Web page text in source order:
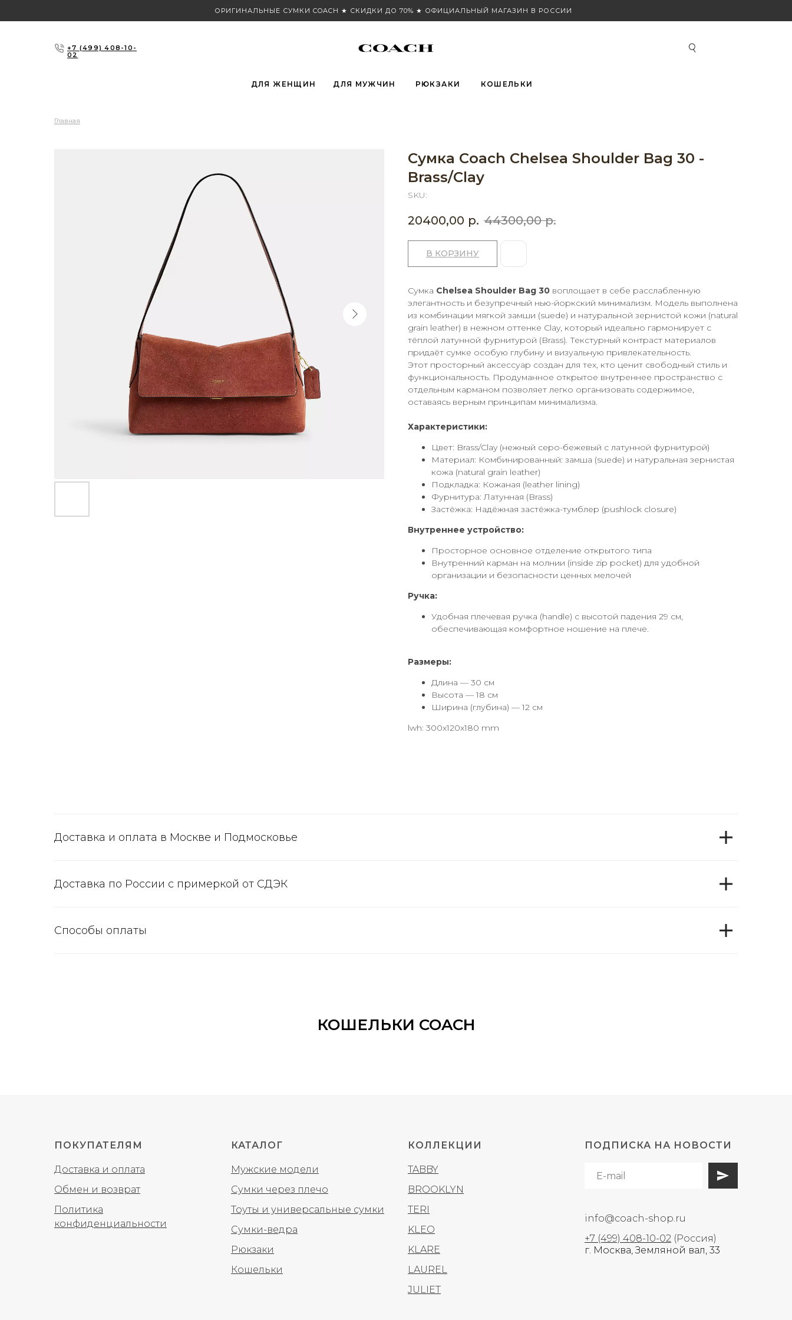
ОРИГИНАЛЬНЫЕ СУМКИ COACH ★ СКИДКИ ДО 70% ★ ОФИЦИАЛЬНЫЙ МАГАЗИН В РОССИИ
+7 (499) 408-10-
02
ДЛЯ ЖЕНЩИН ДЛЯ МУЖЧИН РЮКЗАКИ КОШЕЛЬКИ
Главная
Сумка Coach Chelsea Shoulder Bag 30 -
Brass/Clay
SKU:
20400,00 р. 44300,00 р.
В КОРЗИНУ
Сумка Chelsea Shoulder Bag 30 воплощает в себе расслабленную
элегантность и безупречный нью-йоркский минимализм. Модель выполнена
из комбинации мягкой замши (suede) и натуральной зернистой кожи (natural
grain leather) в нежном оттенке Clay, который идеально гармонирует с
тёплой латунной фурнитурой (Brass). Текстурный контраст материалов
придаёт сумке особую глубину и визуальную привлекательность.
Этот просторный аксессуар создан для тех, кто ценит свободный стиль и
функциональность. Продуманное открытое внутреннее пространство с
отдельным карманом позволяет легко организовать содержимое,
оставаясь верным принципам минимализма.
Характеристики:
Цвет: Brass/Clay (нежный серо-бежевый с латунной фурнитурой)
Материал: Комбинированный: замша (suede) и натуральная зернистая
кожа (natural grain leather)
Подкладка: Кожаная (leather lining)
Фурнитура: Латунная (Brass)
Застёжка: Надёжная застёжка-тумблер (pushlock closure)
Внутреннее устройство:
Просторное основное отделение открытого типа
Внутренний карман на молнии (inside zip pocket) для удобной
организации и безопасности ценных мелочей
Ручка:
Удобная плечевая ручка (handle) с высотой падения 29 см,
обеспечивающая комфортное ношение на плече.
Размеры:
Длина — 30 см
Высота — 18 см
Ширина (глубина) — 12 см
lwh: 300x120x180 mm
Доставка и оплата в Москве и Подмосковье
Доставка по России с примеркой от СДЭК
Способы оплаты
КОШЕЛЬКИ COACH
ПОКУПАТЕЛЯМ
Доставка и оплата
Обмен и возврат
Политика
конфиденциальности
КАТАЛОГ
Мужские модели
Сумки через плечо
Тоуты и универсальные сумки
Сумки-ведра
Рюкзаки
Кошельки
КОЛЛЕКЦИИ
TABBY
BROOKLYN
TERI
KLEO
KLARE
LAUREL
JULIET
ПОДПИСКА НА НОВОСТИ
info@coach-shop.ru
+7 (499) 408-10-02 (Россия)
г. Москва, Земляной вал, 33